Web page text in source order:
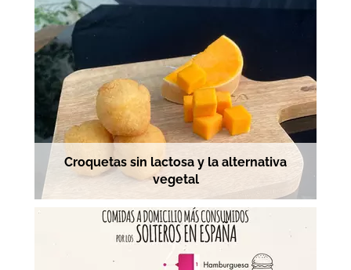
Croquetas sin lactosa y la alternativa
vegetal